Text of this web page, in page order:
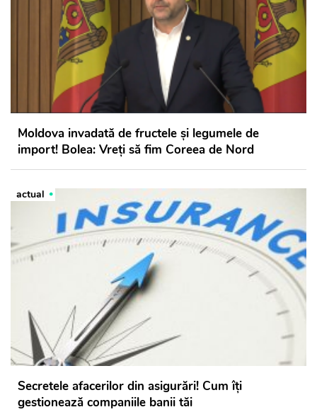
Moldova invadată de fructele și legumele de
import! Bolea: Vreți să fim Coreea de Nord
actual
Secretele afacerilor din asigurări! Cum îți
gestionează companiile banii tăi